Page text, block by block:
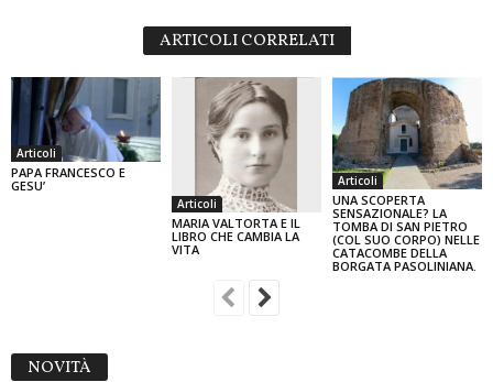
ARTICOLI CORRELATI
Articoli
PAPA FRANCESCO E
GESU’
Articoli
MARIA VALTORTA E IL
LIBRO CHE CAMBIA LA
VITA
Articoli
UNA SCOPERTA
SENSAZIONALE? LA
TOMBA DI SAN PIETRO
(COL SUO CORPO) NELLE
CATACOMBE DELLA
BORGATA PASOLINIANA.
NOVITÀ